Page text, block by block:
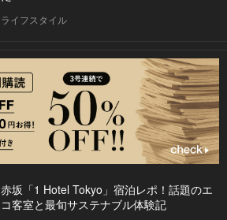
ライフスタイル
赤坂「1 Hotel Tokyo」宿泊レポ！話題のエ
コ客室と最旬サステナブル体験記